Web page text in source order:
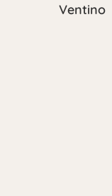
Ventino